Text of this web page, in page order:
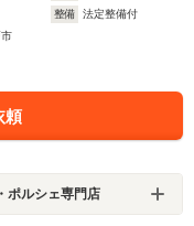
整備
法定整備付
頼
ルシェ専門店